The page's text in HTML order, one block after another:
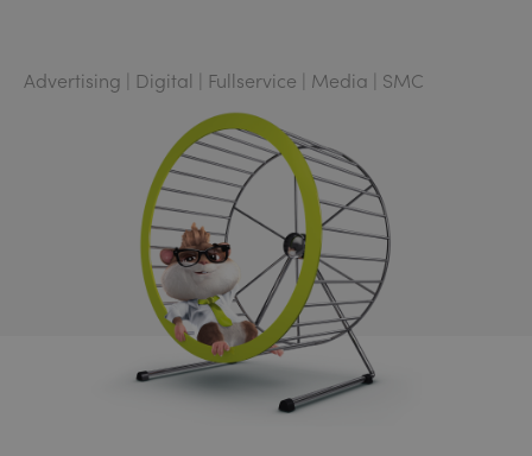
Advertising | Digital | Fullservice | Media | SMC